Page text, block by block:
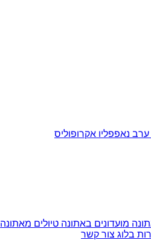
ערב נאפפליו אקרופוליס
מועדונים באתונה טיולים מאתונה
בלוג צור קשר